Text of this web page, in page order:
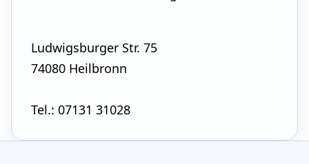
Ludwigsburger Str. 75
74080 Heilbronn
Tel.: 07131 31028